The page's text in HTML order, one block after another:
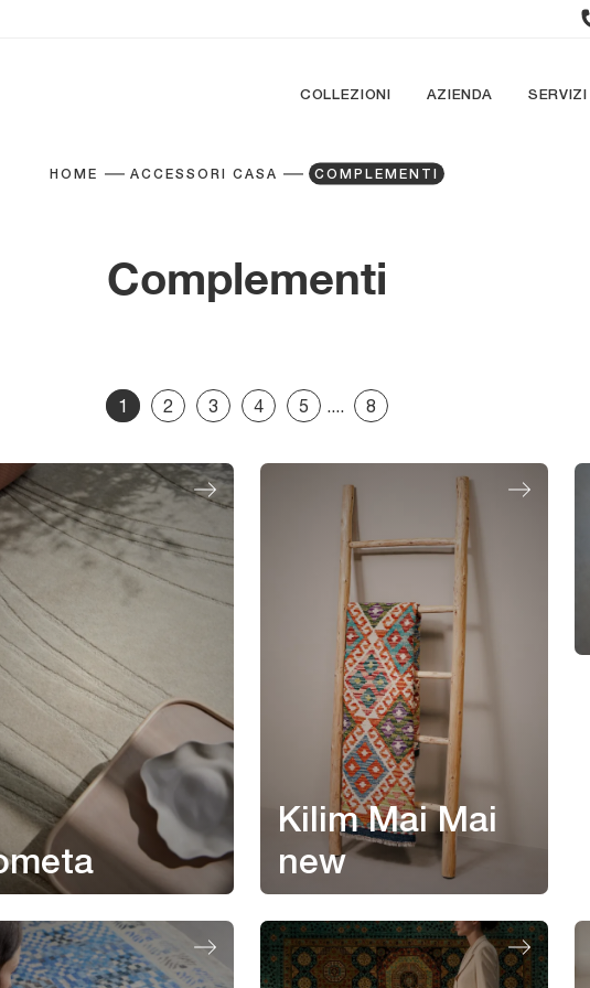
COLLEZIONI AZIENDA SERVIZI
HOME ACCESSORI CASA COMPLEMENTI
Complementi
1 2 3 4 5 8
Kilim Mai Mai
new